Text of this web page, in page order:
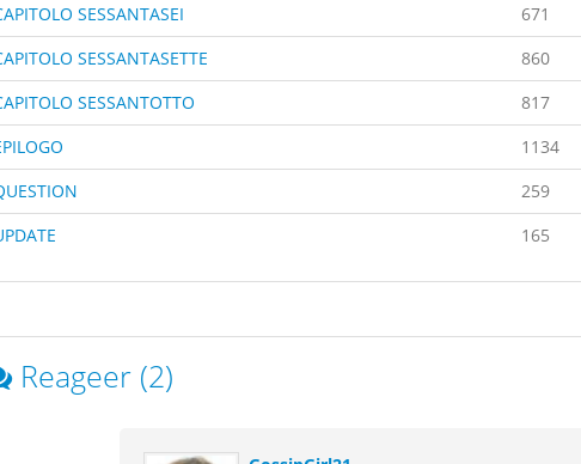
SESSANTASEI
671
SESSANTASETTE
860
SESSANTOTTO
817
1134
259
165
Reageer (2)